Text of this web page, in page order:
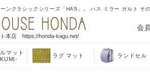
ンクラシックシリーズ「HAS」。 ハス ミラー ガルト そ
本店 https://honda-kagu.net/
会
マット
ラグ マット ランドセル